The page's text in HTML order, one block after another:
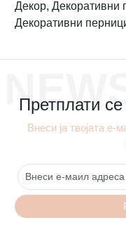
Декор, Декоративни
Декоративни
Претплати
Внеси ја твојата е-